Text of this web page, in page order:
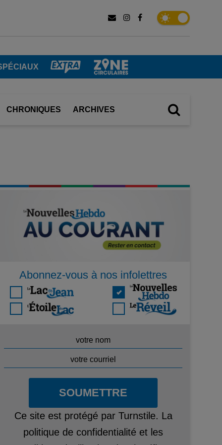
CHRONIQUES ARCHIVES
Abonnez-vous à nos infolettres
SOUMETTRE
Ce site est protégé par Turnstile. La
politique de confidentialité et les